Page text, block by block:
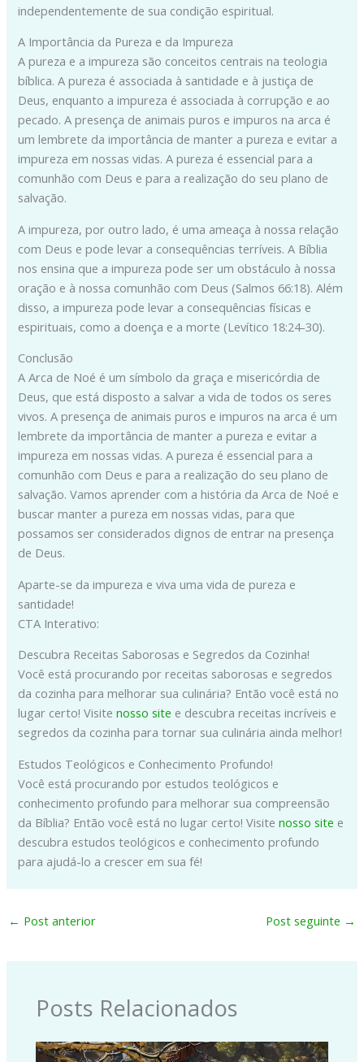
independentemente de sua condição espiritual.
A Importância da Pureza e da Impureza
A pureza e a impureza são conceitos centrais na teologia
bíblica. A pureza é associada à santidade e à justiça de
Deus, enquanto a impureza é associada à corrupção e ao
pecado. A presença de animais puros e impuros na arca é
um lembrete da importância de manter a pureza e evitar a
impureza em nossas vidas. A pureza é essencial para a
comunhão com Deus e para a realização do seu plano de
salvação.
A impureza, por outro lado, é uma ameaça à nossa relação
com Deus e pode levar a consequências terríveis. A Bíblia
nos ensina que a impureza pode ser um obstáculo à nossa
oração e à nossa comunhão com Deus (Salmos 66:18). Além
disso, a impureza pode levar a consequências físicas e
espirituais, como a doença e a morte (Levítico 18:24-30).
Conclusão
A Arca de Noé é um símbolo da graça e misericórdia de
Deus, que está disposto a salvar a vida de todos os seres
vivos. A presença de animais puros e impuros na arca é um
lembrete da importância de manter a pureza e evitar a
impureza em nossas vidas. A pureza é essencial para a
comunhão com Deus e para a realização do seu plano de
salvação. Vamos aprender com a história da Arca de Noé e
buscar manter a pureza em nossas vidas, para que
possamos ser considerados dignos de entrar na presença
de Deus.
Aparte-se da impureza e viva uma vida de pureza e
santidade!
CTA Interativo:
Descubra Receitas Saborosas e Segredos da Cozinha!
Você está procurando por receitas saborosas e segredos
da cozinha para melhorar sua culinária? Então você está no
lugar certo! Visitenosso site e descubra receitas incríveis e
segredos da cozinha para tornar sua culinária ainda melhor!
Estudos Teológicos e Conhecimento Profundo!
Você está procurando por estudos teológicos e
conhecimento profundo para melhorar sua compreensão
da Bíblia? Então você está no lugar certo! Visitenosso site e
descubra estudos teológicos e conhecimento profundo
para ajudá-lo a crescer em sua fé!
← Post anterior Post seguinte →
Posts Relacionados